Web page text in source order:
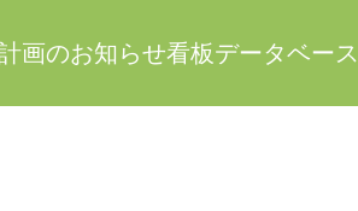
画のお知らせ看板データベース